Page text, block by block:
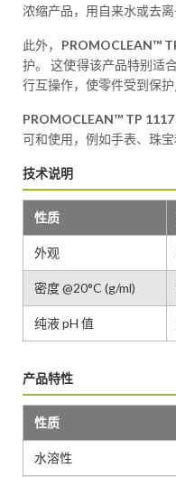
浓缩产品，用自来水或去离
此外， PROMOCLEAN™
护。 这使得该产品特别适
行互操作，使零件受到保
PROMOCLEAN™ TP 1117
可和使用，例如手表、珠宝
技术说明
性质
外观
密度 @20°C (g/ml)
纯液 pH 值
产品特性
性质
水溶性